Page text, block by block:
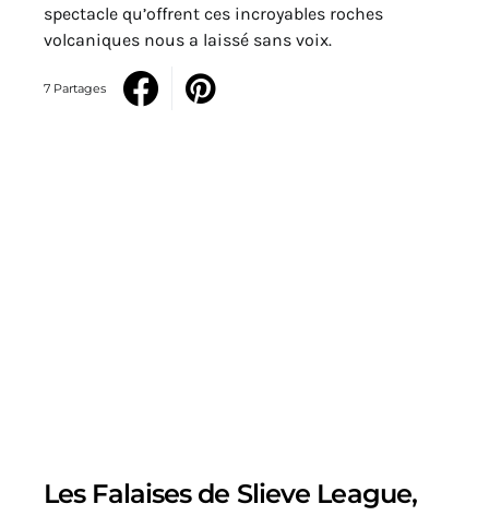
spectacle qu’offrent ces incroyables roches
volcaniques nous a laissé sans voix.
7 Partages
Les Falaises de Slieve League,